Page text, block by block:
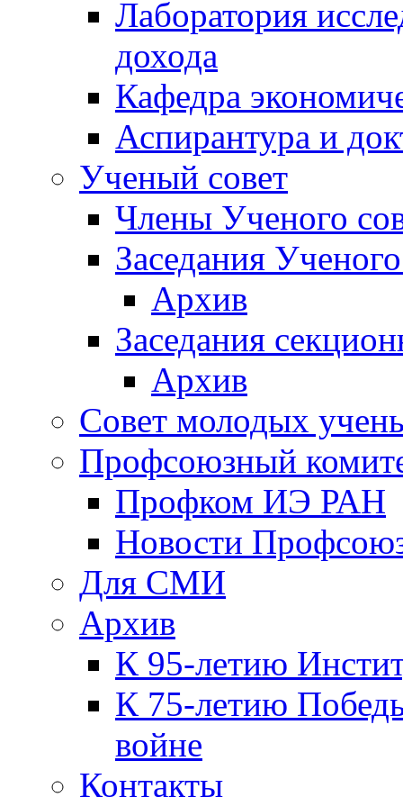
Лаборатория
дохода
Кафедра
Аспирантура и
Ученый совет
Члены Ученого
Заседания
Архив
Заседания
Архив
Совет молодых
Профсоюзный
Профком ИЭ РАН
Новости
Для СМИ
Архив
К 95-летию
К 75-летию
войне
Контакты